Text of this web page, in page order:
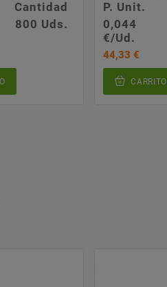
Cantidad
800 Uds.
P. Unit.
0,044
€/Ud.
44,33 €
CARRITO